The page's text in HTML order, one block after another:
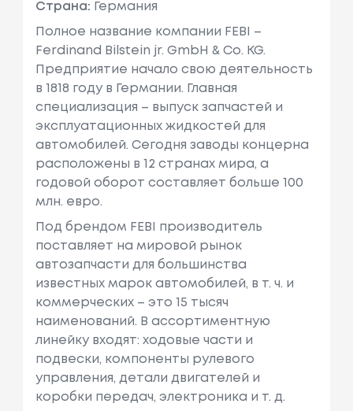
Страна: Германия
Полное название компании FEBI –
Ferdinand Bilstein jr. GmbH & Co. KG.
Предприятие начало свою деятельность
в 1818 году в Германии. Главная
специализация – выпуск запчастей и
эксплуатационных жидкостей для
автомобилей. Сегодня заводы концерна
расположены в 12 странах мира, а
годовой оборот составляет больше 100
млн. евро.
Под брендом FEBI производитель
поставляет на мировой рынок
автозапчасти для большинства
известных марок автомобилей, в т. ч. и
коммерческих – это 15 тысяч
наименований. В ассортиментную
линейку входят: ходовые части и
подвески, компоненты рулевого
управления, детали двигателей и
коробки передач, электроника и т. д.